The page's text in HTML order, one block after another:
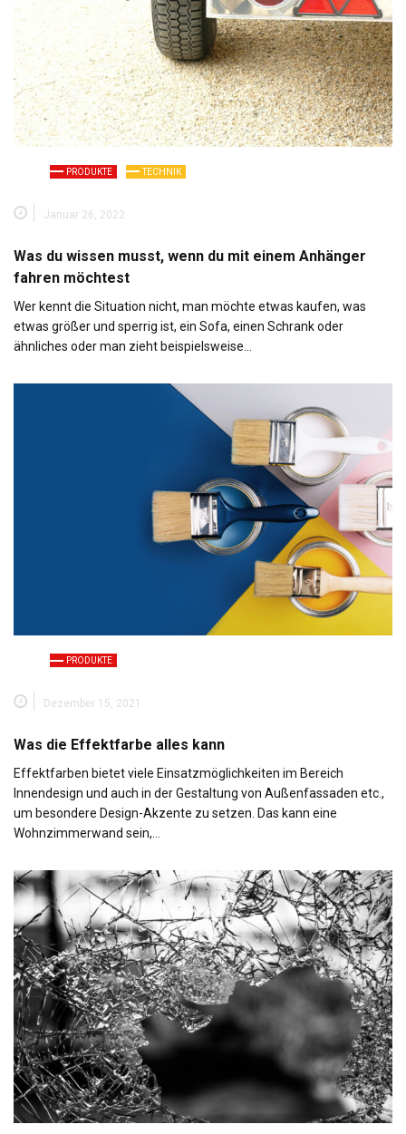
PRODUKTE TECHNIK
Januar 26, 2022
Was du wissen musst, wenn du mit einem Anhänger
fahren möchtest
Wer kennt die Situation nicht, man möchte etwas kaufen, was
etwas größer und sperrig ist, ein Sofa, einen Schrank oder
ähnliches oder man zieht beispielsweise…
PRODUKTE
Dezember 15, 2021
Was die Effektfarbe alles kann
Effektfarben bietet viele Einsatzmöglichkeiten im Bereich
Innendesign und auch in der Gestaltung von Außenfassaden etc.,
um besondere Design-Akzente zu setzen. Das kann eine
Wohnzimmerwand sein,…